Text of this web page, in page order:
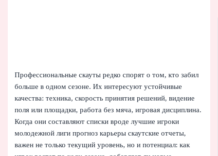
Профессиональные скауты редко спорят о том, кто забил
больше в одном сезоне. Их интересуют устойчивые
качества: техника, скорость принятия решений, видение
поля или площадки, работа без мяча, игровая дисциплина.
Когда они составляют списки вроде лучшие игроки
молодежной лиги прогноз карьеры скаутские отчеты,
важен не только текущий уровень, но и потенциал: как